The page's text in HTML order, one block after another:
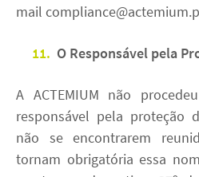
mail
11. O Responsável pela
A ACTEMIUM não
responsável pela proteção
não se encontrarem
tornam obrigatória essa